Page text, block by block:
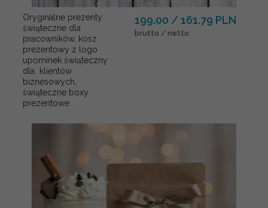
Oryginalne prezenty
świąteczne dla
pracowników, kosz
prezentowy z logo
upominek świąteczny
dla klientów
biznesowych,
świąteczne boxy
prezentowe
199.00 / 161.79 PLN
brutto / netto